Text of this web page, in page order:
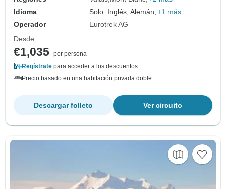
Idioma
Solo: Inglés, Alemán, +1 más
Operador
Eurotrek AG
Desde
€1,035 por persona
Regístrate para acceder a los descuentos
Precio basado en una habitación privada doble
Ver circuito
Descargar folleto